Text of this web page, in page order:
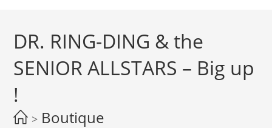
DR. RING-DING & the
SENIOR ALLSTARS – Big up
!
> Boutique